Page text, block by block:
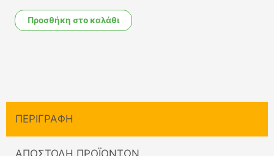
Alcon
Tears
ματιών
ποσότητα
Προσθήκη στο καλάθι
ΠΕΡΙΓΡΑΦΉ